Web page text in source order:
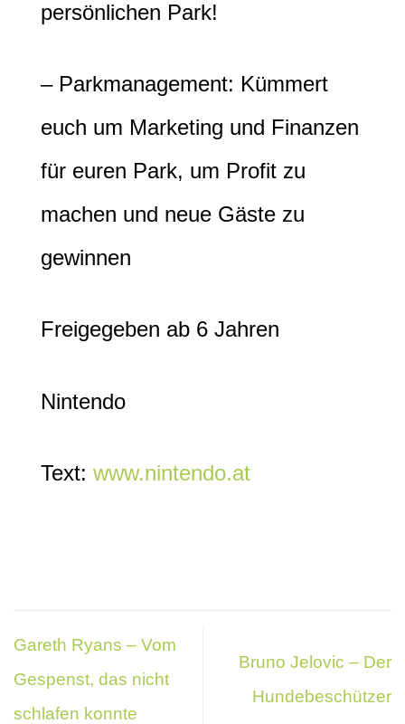
persönlichen Park!
– Parkmanagement: Kümmert
euch um Marketing und Finanzen
für euren Park, um Profit zu
machen und neue Gäste zu
gewinnen
Freigegeben ab 6 Jahren
Nintendo
Text: www.nintendo.at
Gareth Ryans – Vom
Gespenst, das nicht
schlafen konnte
Bruno Jelovic – Der
Hundebeschützer